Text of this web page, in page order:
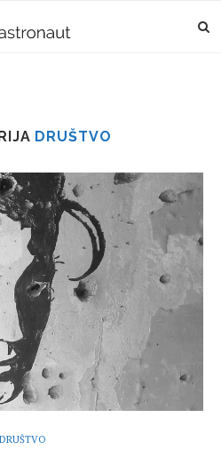
DRUŠTVO
DRUŠTVO